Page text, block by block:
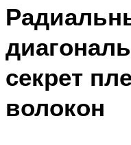
секрет
волокон